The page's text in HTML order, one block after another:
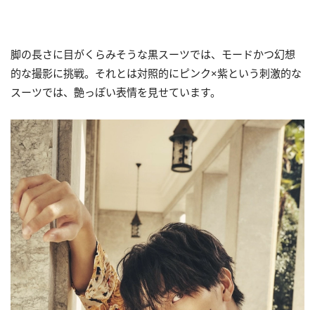
脚の長さに目がくらみそうな黒スーツでは、モードかつ幻想
的な撮影に挑戦。それとは対照的にピンク×紫という刺激的な
スーツでは、艶っぽい表情を見せています。